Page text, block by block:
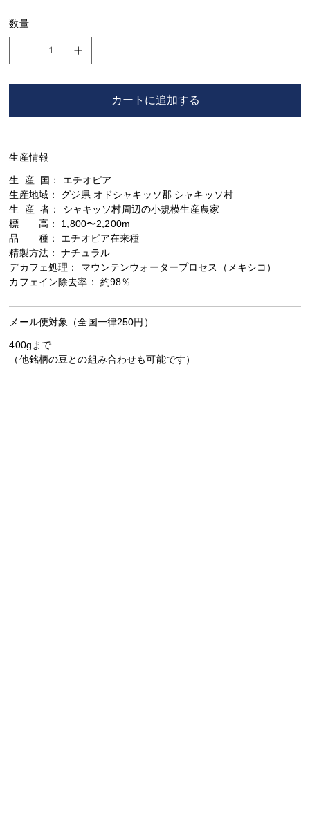
数量
カートに追加する
生産情報
生 産 国： エチオピア
生産地域： グジ県 オドシャキッソ郡 シャキッソ村
生 産 者： シャキッソ村周辺の小規模生産農家
標 高： 1,800〜2,200m
品 種： エチオピア在来種
精製方法： ナチュラル
デカフェ処理： マウンテンウォータープロセス（メキシコ）
カフェイン除去率： 約98％
メール便対象（全国一律250円）
400gまで
（他銘柄の豆との組み合わせも可能です）